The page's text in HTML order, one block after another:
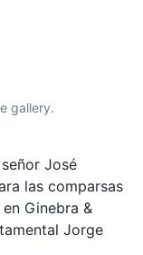
gallery.
señor José
las comparsas
Ginebra &
Jorge